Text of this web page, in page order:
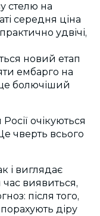
стелю на
середня ціна
удвічі,
новий етап
ембарго на
болючіший
очікуються
чверть всього
і виглядає
час виявиться,
після того,
діру